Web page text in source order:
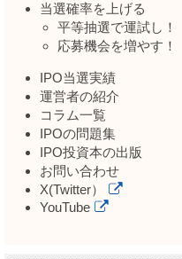
当選確率を上げる
平等抽選で運試し！
応募機会を増やす！
IPO当選実績
運営者の紹介
コラム一覧
IPOの問題集
IPO投資本の出版
お問い合わせ
X(Twitter）
YouTube